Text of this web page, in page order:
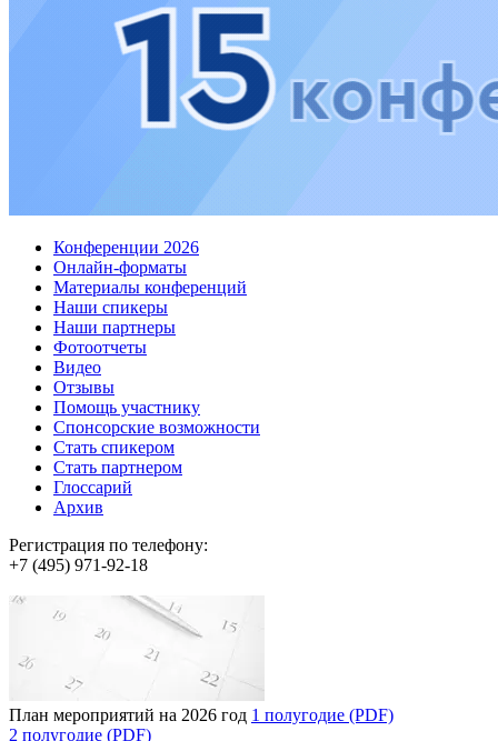
Конференции 2026
Онлайн-форматы
Материалы конференций
Наши спикеры
Наши партнеры
Фотоотчеты
Видео
Отзывы
Помощь участнику
Спонсорские возможности
Стать спикером
Стать партнером
Глоссарий
Архив
Регистрация по телефону:
+7 (495) 971-92-18
План мероприятий на 2026 год 1 полугодие (PDF)
2 полугодие (PDF)